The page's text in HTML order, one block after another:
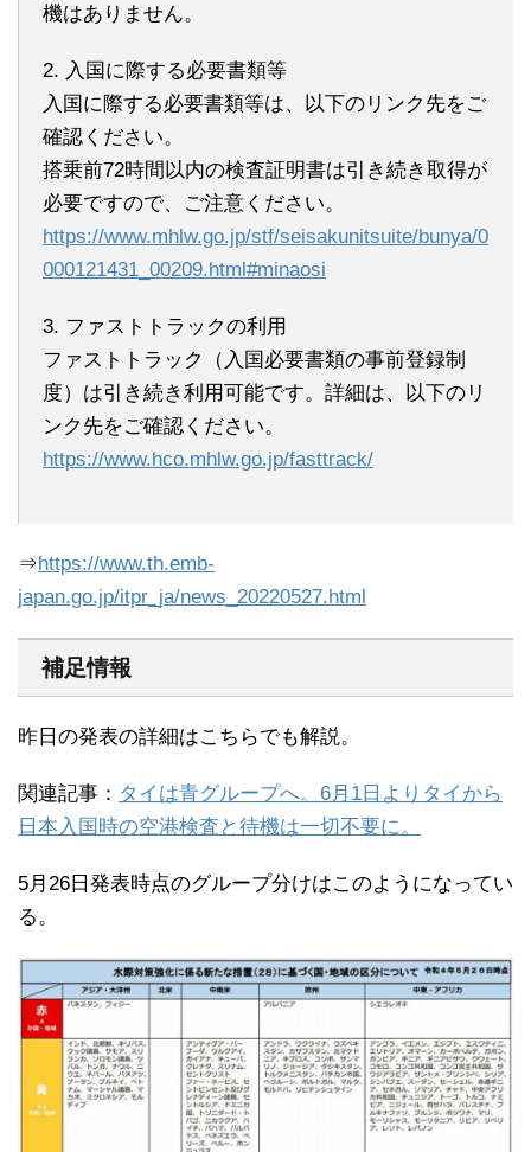
機はありません。
2. 入国に際する必要書類等
入国に際する必要書類等は、以下のリンク先をご
確認ください。
搭乗前72時間以内の検査証明書は引き続き取得が
必要ですので、ご注意ください。
https://www.mhlw.go.jp/stf/seisakunitsuite/bunya/0
000121431_00209.html#minaosi
3. ファストトラックの利用
ファストトラック（入国必要書類の事前登録制
度）は引き続き利用可能です。詳細は、以下のリ
ンク先をご確認ください。
https://www.hco.mhlw.go.jp/fasttrack/
⇒https://www.th.emb-
japan.go.jp/itpr_ja/news_20220527.html
補足情報
昨日の発表の詳細はこちらでも解説。
関連記事： タイは青グループへ。6月1日よりタイから
日本入国時の空港検査と待機は一切不要に。
5月26日発表時点のグループ分けはこのようになってい
る。